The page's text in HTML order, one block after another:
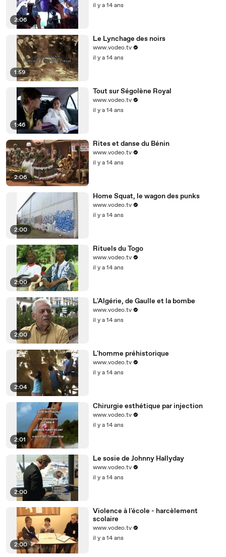
2:06
il y a 14 ans
1:59
Le Lynchage des noirs
www.vodeo.tv
il y a 14 ans
1:46
Tout sur Ségolène Royal
www.vodeo.tv
il y a 14 ans
2:06
Rites et danse du Bénin
www.vodeo.tv
il y a 14 ans
2:00
Home Squat, le wagon des punks
www.vodeo.tv
il y a 14 ans
2:00
Rituels du Togo
www.vodeo.tv
il y a 14 ans
2:00
L'Algérie, de Gaulle et la bombe
www.vodeo.tv
il y a 14 ans
2:04
L'homme préhistorique
www.vodeo.tv
il y a 14 ans
2:01
Chirurgie esthétique par injection
www.vodeo.tv
il y a 14 ans
2:00
Le sosie de Johnny Hallyday
www.vodeo.tv
il y a 14 ans
2:00
Violence à l'école - harcèlement
scolaire
www.vodeo.tv
il y a 14 ans